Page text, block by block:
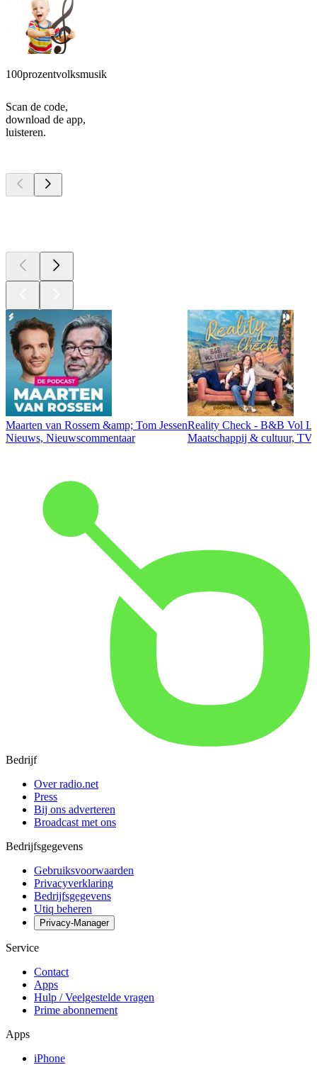
100prozentvolksmusik
Scan de code,
download de app,
luisteren.
Maarten van Rossem &amp; Tom Jessen
Nieuws, Nieuwscommentaar
Reality Check - B&B Vol
Maatschappij & cultuur,
Bedrijf
Over radio.net
Press
Bij ons adverteren
Broadcast met ons
Bedrijfsgegevens
Gebruiksvoorwaarden
Privacyverklaring
Bedrijfsgegevens
Utiq beheren
Privacy-Manager
Service
Contact
Apps
Hulp / Veelgestelde vragen
Prime abonnement
Apps
iPhone